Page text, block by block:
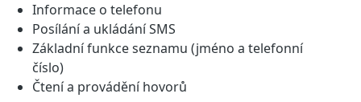
Informace o telefonu
Posílání a ukládání SMS
Základní funkce seznamu (jméno a telefonní
číslo)
Čtení a provádění hovorů